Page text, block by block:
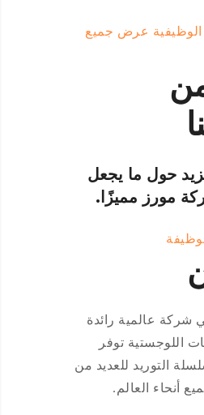
عرض جميع
حول ما يجعل
مورز مميزًا.
شركة عالمية رائدة
اللوجستية توفر
التوريد للعديد من
أنحاء العالم.